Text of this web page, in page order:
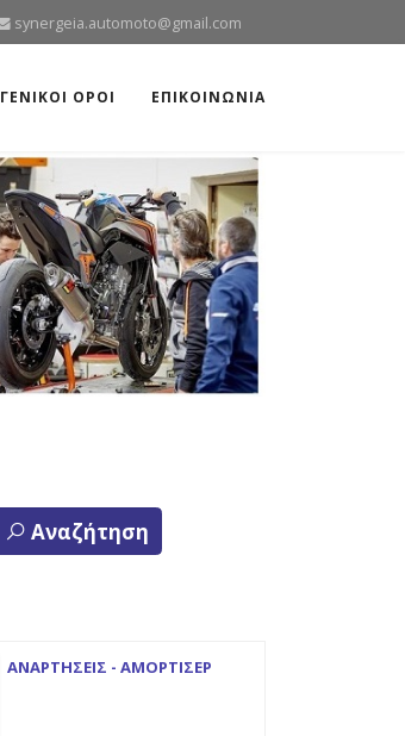
synergeia.automoto@gmail.com
ΓΕΝΙΚΟΙ ΟΡΟΙ ΕΠΙΚΟΙΝΩΝΙΑ
Αναζήτηση
ΑΝΑΡΤΗΣΕΙΣ - ΑΜΟΡΤΙΣΕΡ